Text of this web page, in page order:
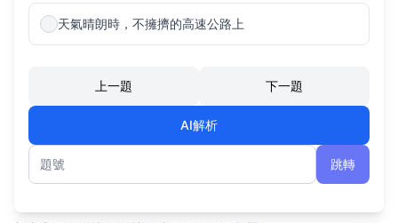
天氣晴朗時，不擁擠的高速公路上
上一題 下一題
AI解析
題號
跳轉